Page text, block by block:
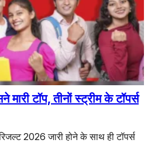
मारी टॉप, तीनों स्ट्रीम के टॉपर्स
2026 जारी होने के साथ ही टॉपर्स